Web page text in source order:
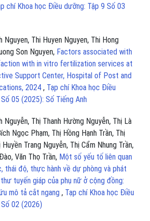
chí Khoa học Điều dưỡng: Tập 9 Số 03
Nguyen, Thi Huyen Nguyen, Thi Hong
Son Nguyen, Factors associated with
with in vitro fertilization services at
Support Center, Hospital of Post and
2024 , Tạp chí Khoa học Điều
05 (2025): Số Tiếng Anh
Nguyễn, Thị Thanh Hường Nguyễn, Thị Là
Ngọc Phạm, Thị Hồng Hạnh Trần, Thị
Trang Nguyễn, Thị Cẩm Nhung Trần,
Văn Thọ Trần, Một số yếu tố liên quan
thái độ, thực hành về dự phòng và phát
thư tuyến giáp của phụ nữ ở cộng đồng:
mô tả cắt ngang , Tạp chí Khoa học Điều
02 (2026)